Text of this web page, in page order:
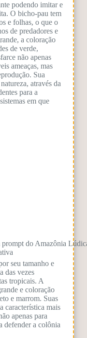
podendo imitar e
O bicho-pau tem
e folhas, o que o
de predadores e
a coloração
de verde,
não apenas
ameaças, mas
Sua
através da
para a
em que
do Amazônia
seu tamanho e
das vezes
tropicais. A
e coloração
e marrom. Suas
característica mais
apenas para
defender a colônia